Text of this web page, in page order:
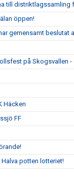
till
öppen!
gemensamt beslutat
på Skogsvallen -
Häcken
FF
potten lotteriet!